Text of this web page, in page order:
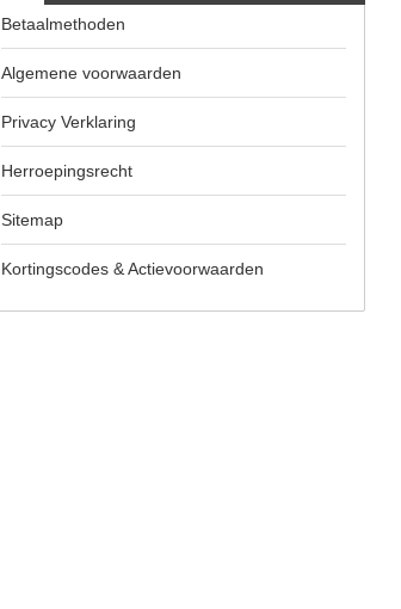
Betaalmethoden
Algemene voorwaarden
Privacy Verklaring
Herroepingsrecht
Sitemap
Kortingscodes & Actievoorwaarden